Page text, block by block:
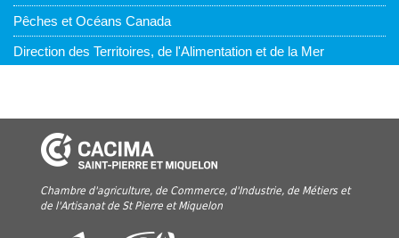
Pêches et Océans Canada
Direction des Territoires, de l'Alimentation et de la Mer
Chambre d'agriculture, de Commerce, d'Industrie, de Métiers et
de l'Artisanat de St Pierre et Miquelon